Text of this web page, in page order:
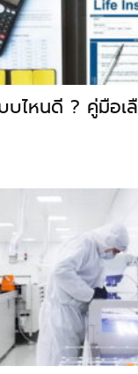
บไหนดี ? คู่มือเ